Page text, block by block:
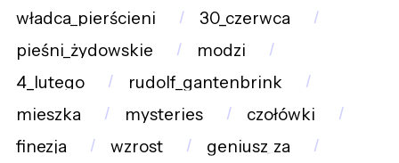
władca_pierścieni
30_czerwca
pieśni_żydowskie
modzi
4_lutego
rudolf_gantenbrink
mieszka
mysteries
czołówki
finezja
wzrost
geniusz_za